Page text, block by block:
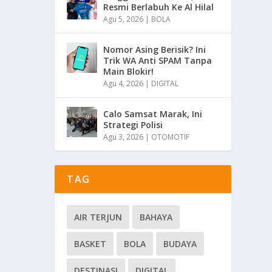
Resmi Berlabuh Ke Al Hilal
Agu 5, 2026 | BOLA
Nomor Asing Berisik? Ini
Trik WA Anti SPAM Tanpa
Main Blokir!
Agu 4, 2026 | DIGITAL
Calo Samsat Marak, Ini
Strategi Polisi
Agu 3, 2026 | OTOMOTIF
TAG
AIR TERJUN BAHAYA
BASKET BOLA BUDAYA